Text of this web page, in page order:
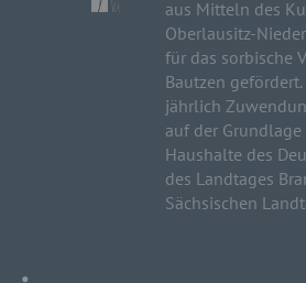
aus Mitteln des
Oberlausitz-
für das sorbische
Bautzen
jährlich
auf der
Haushalte des
des Landtages
Sächsischen